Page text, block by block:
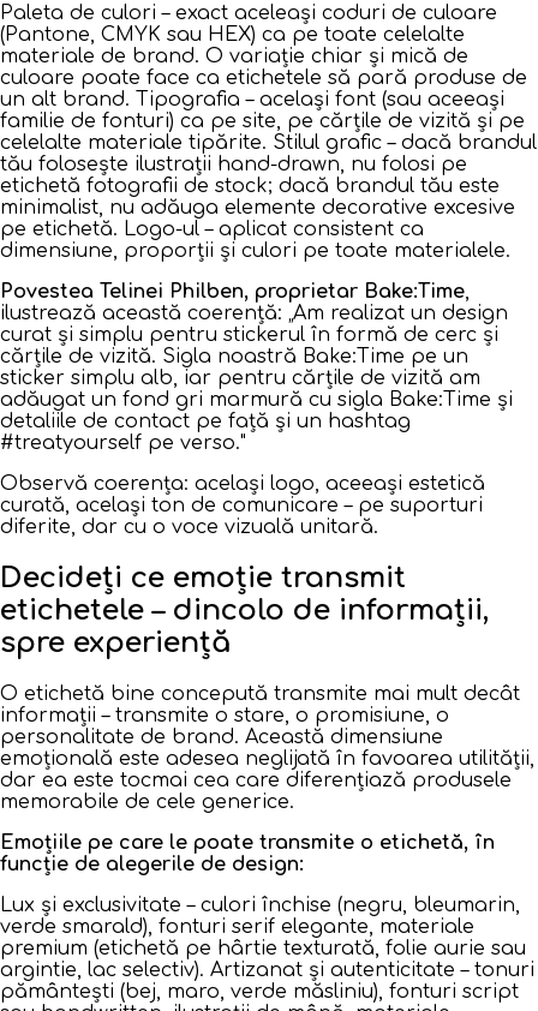
Paleta de culori – exact aceleași coduri de culoare
(Pantone, CMYK sau HEX) ca pe toate celelalte
materiale de brand. O variație chiar și mică de
culoare poate face ca etichetele să pară produse de
un alt brand. Tipografia – același font (sau aceeași
familie de fonturi) ca pe site, pe cărțile de vizită și pe
celelalte materiale tipărite. Stilul grafic – dacă brandul
tău folosește ilustrații hand-drawn, nu folosi pe
etichetă fotografii de stock; dacă brandul tău este
minimalist, nu adăuga elemente decorative excesive
pe etichetă. Logo-ul – aplicat consistent ca
dimensiune, proporții și culori pe toate materialele.
Povestea Telinei Philben, proprietar Bake:Time,
ilustrează această coerență: „Am realizat un design
curat și simplu pentru stickerul în formă de cerc și
cărțile de vizită. Sigla noastră Bake:Time pe un
sticker simplu alb, iar pentru cărțile de vizită am
adăugat un fond gri marmură cu sigla Bake:Time și
detaliile de contact pe față și un hashtag
#treatyourself pe verso."
Observă coerența: același logo, aceeași estetică
curată, același ton de comunicare – pe suporturi
diferite, dar cu o voce vizuală unitară.
Decideți ce emoție transmit
etichetele – dincolo de informații,
spre experiență
O etichetă bine concepută transmite mai mult decât
informații – transmite o stare, o promisiune, o
personalitate de brand. Această dimensiune
emoțională este adesea neglijată în favoarea utilității,
dar ea este tocmai cea care diferențiază produsele
memorabile de cele generice.
Emoțiile pe care le poate transmite o etichetă, în
funcție de alegerile de design:
Lux și exclusivitate – culori închise (negru, bleumarin,
verde smarald), fonturi serif elegante, materiale
premium (etichetă pe hârtie texturată, folie aurie sau
argintie, lac selectiv). Artizanat și autenticitate – tonuri
pământești (bej, maro, verde măsliniu), fonturi script